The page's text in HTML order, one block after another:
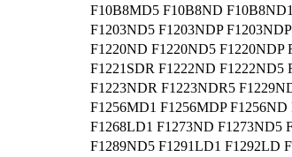
F10B8MD5 F10B8ND
F1203ND5 F1203NDP
F1220ND F1220ND5 F1220NDP
F1221SDR F1222ND F1222ND5
F1223NDR F1223NDR5
F1256MD1 F1256MDP
F1268LD1 F1273ND F1273ND5
F1289ND5 F1291LD1 F1292LD